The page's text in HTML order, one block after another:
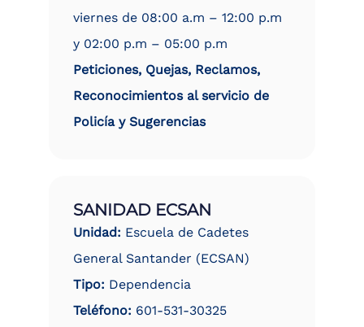
viernes de 08:00 a.m – 12:00 p.m
y 02:00 p.m – 05:00 p.m
Peticiones, Quejas, Reclamos,
Reconocimientos al servicio de
Policía y Sugerencias
SANIDAD ECSAN
Unidad: Escuela de Cadetes
General Santander (ECSAN)
Tipo: Dependencia
Teléfono: 601-531-30325